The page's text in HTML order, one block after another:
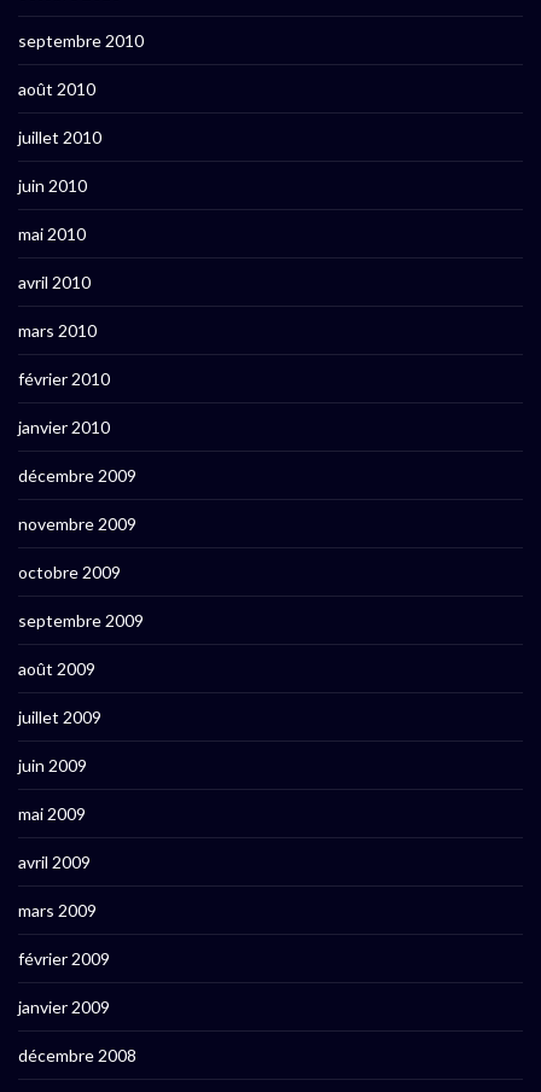
septembre 2010
août 2010
juillet 2010
juin 2010
mai 2010
avril 2010
mars 2010
février 2010
janvier 2010
décembre 2009
novembre 2009
octobre 2009
septembre 2009
août 2009
juillet 2009
juin 2009
mai 2009
avril 2009
mars 2009
février 2009
janvier 2009
décembre 2008